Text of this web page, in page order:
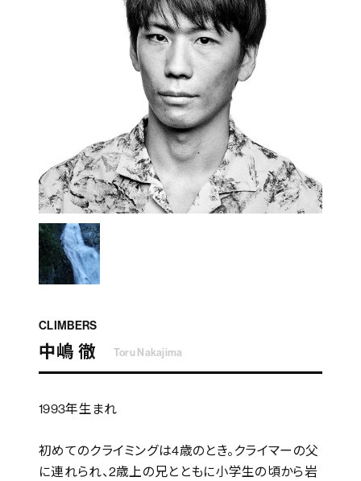
CLIMBERS
中嶋 徹 Toru Nakajima
1993年生まれ
初めてのクライミングは4歳のとき。クライマーの父
に連れられ、2歳上の兄とともに小学生の頃から岩